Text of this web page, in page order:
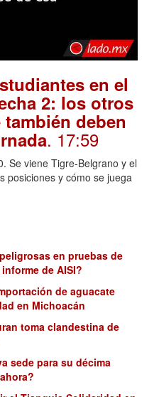
en el
2: los otros
deben
. 17:59
Se viene Tigre-Belgrano y el
posiciones y cómo se juega
en pruebas de
de AISI?
de aguacate
en Michoacán
toma clandestina de
sede para su décima